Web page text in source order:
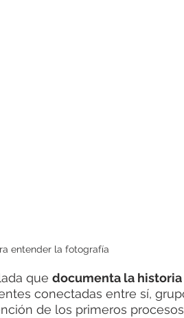
entender la fotografía
que documenta la
conectadas entre sí,
de los primeros